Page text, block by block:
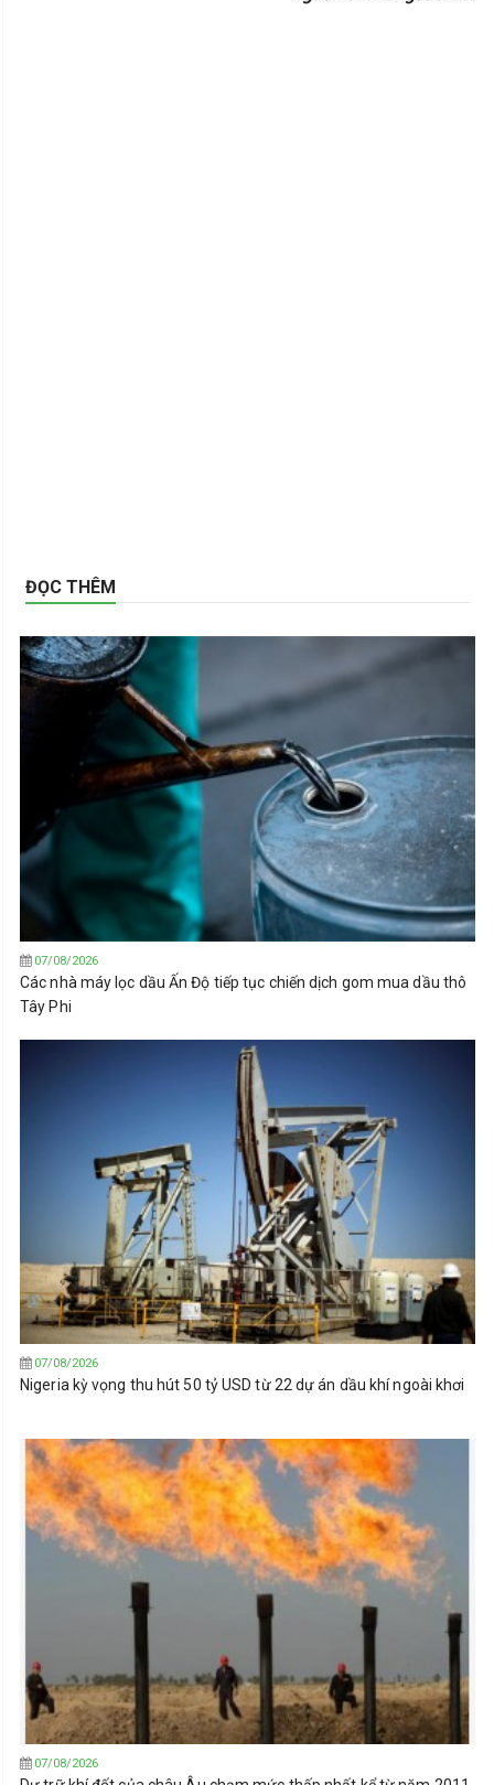
ĐỌC THÊM
07/08/2026
Các nhà máy lọc dầu Ấn Độ tiếp tục chiến dịch gom mua dầu thô
Tây Phi
07/08/2026
Nigeria kỳ vọng thu hút 50 tỷ USD từ 22 dự án dầu khí ngoài khơi
07/08/2026